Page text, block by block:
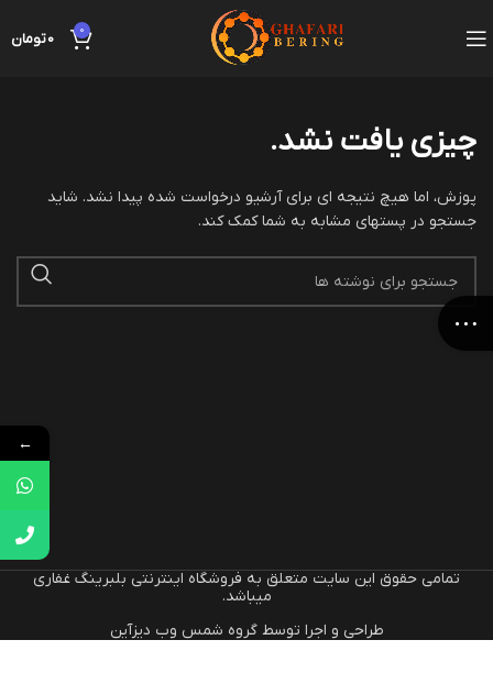
0
0تومان
چیزی یافت نشد.
پوزش، اما هیچ نتیجه ای برای آرشیو درخواست شده پیدا نشد. شاید
جستجو در پستهای مشابه به شما کمک کند.
تمامی حقوق این سایت متعلق به فروشگاه اینترنتی بلبرینگ غفاری
میباشد.
طراحی و اجرا توسط گروه شمس وب دیزآین
←